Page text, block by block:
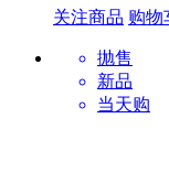
关注商品 购物
抛售
新品
当天购